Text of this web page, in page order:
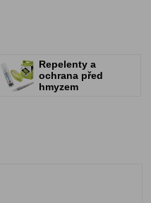
Repelenty a
ochrana před
hmyzem